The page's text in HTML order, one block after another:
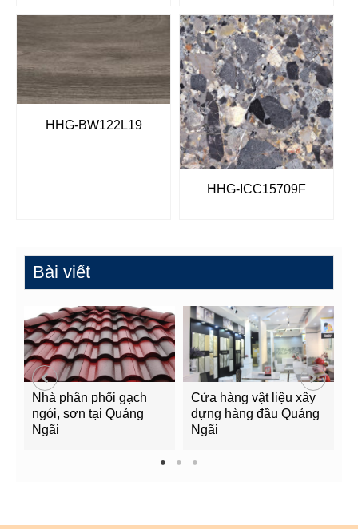
HHG-BW122L19
HHG-ICC15709F
Bài viết
Nhà phân phối gạch
ngói, sơn tại Quảng
Ngãi
Cửa hàng vật liệu xây
dựng hàng đầu Quảng
Ngãi
1 2 3